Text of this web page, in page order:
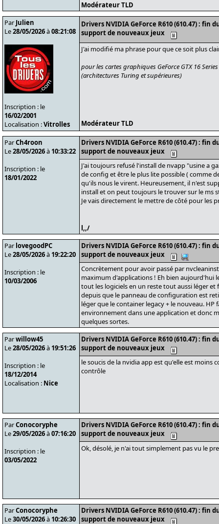
Modérateur TLD
Par Julien
Le28/05/2026à08:21:08
Inscription : le
16/02/2001
Localisation :Vitrolles
Drivers NVIDIA GeForce R610 (610.47) :
support de nouveaux jeux
J'ai modifié ma phrase pour que ce soit plus
pour les cartes graphiques GeForce GTX 16
(architectures Turing et supérieures)
Modérateur TLD
ParCh4roon
Le28/05/2026à 10:33:22
Inscription : le
18/01/2022
Drivers NVIDIA GeForce R610 (610.47) :
support de nouveaux jeux
J'ai toujours refusé l'install de nvapp "usine a
de config et être le plus lite possible ( comme
qu'ils nous le virent. Heureusement, il n'est
install et on peut toujours le trouver sur le ms
Je vais directement le mettre de côté pour les
l,,/
Par lovegoodPC
Le28/05/2026à 19:22:20
Inscription : le
10/03/2006
Drivers NVIDIA GeForce R610 (610.47) :
support de nouveaux jeux
Concrètement pour avoir passé par
maximum d'applications ! Eh bien aujourd'hui
tout les logiciels en un reste tout aussi léger
depuis que le panneau de configuration est
léger que le container legacy + le nouveau.
environnement dans une application et donc
quelques sortes.
Parwillow45
Le28/05/2026à 19:51:26
Inscription : le
18/12/2014
Localisation : Nice
Drivers NVIDIA GeForce R610 (610.47) :
support de nouveaux jeux
le soucis de la nvidia app est qu'elle est moins
contrôle
ParConocoryphe
Le29/05/2026à07:16:20
Inscription : le
03/05/2022
Drivers NVIDIA GeForce R610 (610.47) :
support de nouveaux jeux
Ok, désolé, je n'ai tout simplement pas vu le
ParConocoryphe
Le30/05/2026à 10:26:30
Drivers NVIDIA GeForce R610 (610.47) :
support de nouveaux jeux